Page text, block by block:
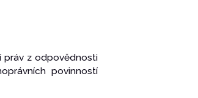
práv z odpovědnosti
povinností